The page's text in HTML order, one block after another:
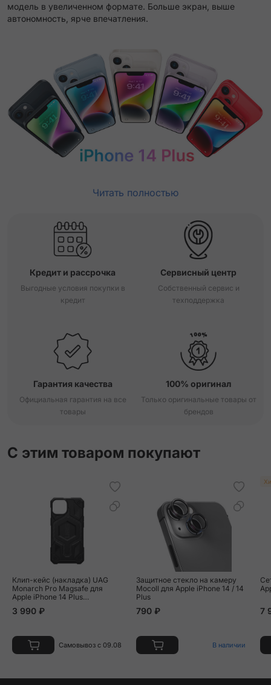
модель в увеличенном формате. Больше экран, выше
автономность, ярче впечатления.
Читать полностью
Кредит и рассрочка
Выгодные условия покупки в
кредит
Сервисный центр
Собственный сервис и
техподдержка
Гарантия качества
Официальная гарантия на все
товары
100% оригинал
Только оригинальные товары от
брендов
С этим товаром покупают
Клип-кейс (накладка) UAG
Monarch Pro Magsafe для
Apple iPhone 14 Plus
"чёрный карбон"
3 990 ₽
Самовывоз с 09.08
Защитное стекло на камеру
Mocoll для Apple iPhone 14 / 14
Plus
790 ₽
В наличии
7